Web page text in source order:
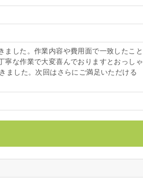
ました。作業内容や費用面で一致したこと
寧な作業で大変喜んでおりますとおっしゃ
ました。次回はさらにご満足いただける